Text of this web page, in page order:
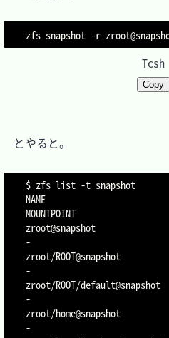
zfs snapshot -r
Tcsh
Copy
とやると。
$ zfs list -t snapshot
NAME
MOUNTPOINT
zroot@snapshot
-
zroot/ROOT@snapshot
-
zroot/ROOT/
-
zroot/home@snapshot
-